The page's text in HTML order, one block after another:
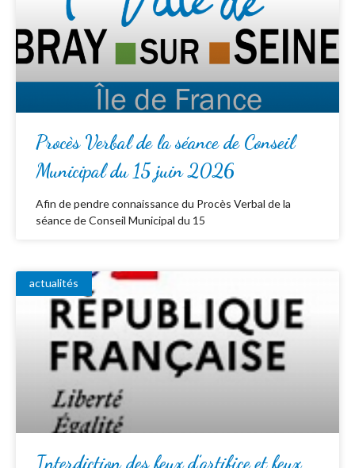
Procès Verbal de la séance de Conseil
Municipal du 15 juin 2026
Afin de pendre connaissance du Procès Verbal de la
séance de Conseil Municipal du 15
actualités
Interdiction des feux d’artifice et feux